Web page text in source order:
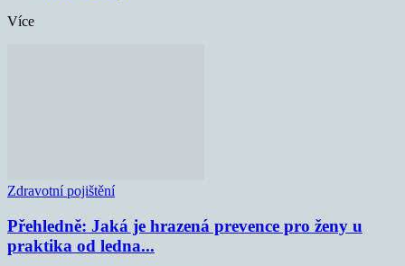
Více
Zdravotní pojištění
Přehledně: Jaká je hrazená prevence pro ženy u
praktika od ledna...